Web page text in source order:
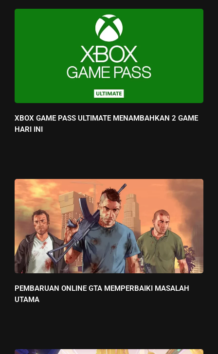
XBOX GAME PASS ULTIMATE MENAMBAHKAN 2 GAME
HARI INI
PEMBARUAN ONLINE GTA MEMPERBAIKI MASALAH
UTAMA